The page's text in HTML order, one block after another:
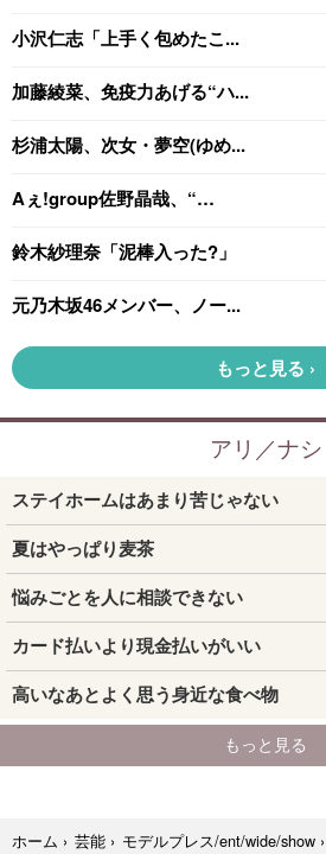
ホーム › 芸能 › モデルプレス/ent/wide/show ›